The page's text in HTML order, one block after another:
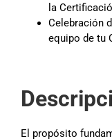
la
Celebración
equipo de tu
El propósito